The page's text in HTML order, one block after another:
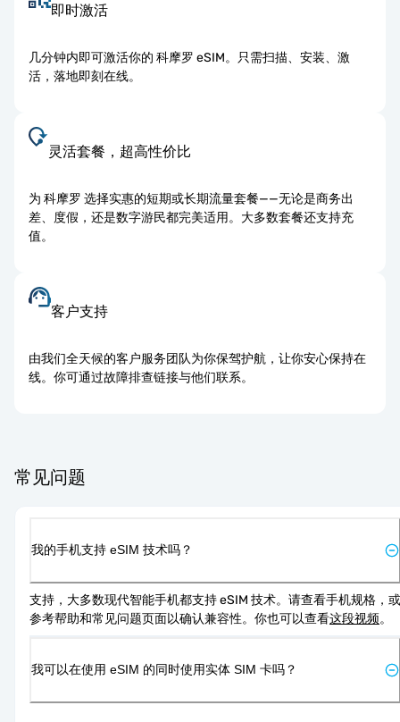
即时激活
几分钟内即可激活你的 科摩罗 eSIM。只需扫描、安装、激
活，落地即刻在线。
灵活套餐，超高性价比
为 科摩罗 选择实惠的短期或长期流量套餐——无论是商务出
差、度假，还是数字游民都完美适用。大多数套餐还支持充
值。
客户支持
由我们全天候的客户服务团队为你保驾护航，让你安心保持在
线。你可通过故障排查链接与他们联系。
常见问题
我的手机支持 eSIM 技术吗？
支持，大多数现代智能手机都支持 eSIM 技术。请查看手机规格，或
参考帮助和常见问题页面以确认兼容性。你也可以查看这段视频。
我可以在使用 eSIM 的同时使用实体 SIM 卡吗？